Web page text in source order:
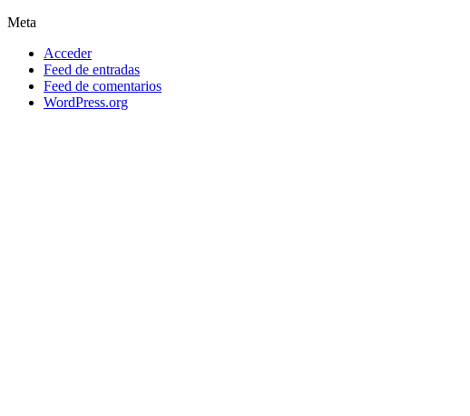
Meta
Acceder
Feed de entradas
Feed de comentarios
WordPress.org